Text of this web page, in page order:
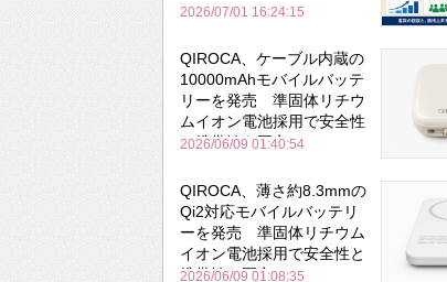
2026/07/01 16:24:15
QIROCA、ケーブル内蔵の
10000mAhモバイルバッテ
リーを発売 準固体リチウ
ムイオン電池採用で安全性
と携帯性を両立
2026/06/09 01:40:54
QIROCA、薄さ約8.3mmの
Qi2対応モバイルバッテリ
ーを発売 準固体リチウム
イオン電池採用で安全性と
携帯性を両立
2026/06/09 01:08:35